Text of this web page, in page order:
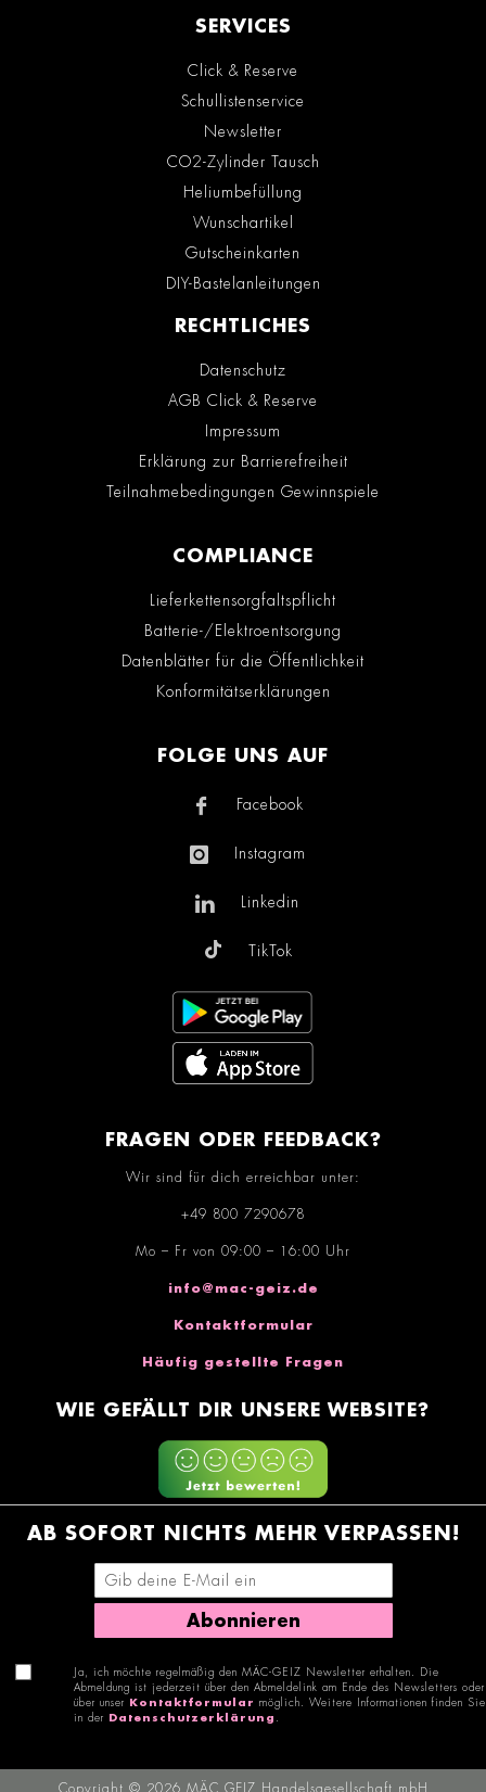
SERVICES
Click & Reserve
Schullistenservice
Newsletter
CO2-Zylinder Tausch
Heliumbefüllung
Wunschartikel
Gutscheinkarten
DIY-Bastelanleitungen
RECHTLICHES
Datenschutz
AGB Click & Reserve
Impressum
Erklärung zur Barrierefreiheit
Teilnahmebedingungen Gewinnspiele
COMPLIANCE
Lieferkettensorgfaltspflicht
Batterie-/Elektroentsorgung
Datenblätter für die Öffentlichkeit
Konformitätserklärungen
FOLGE UNS AUF
Facebook
Instagram
Linkedin
TikTok
FRAGEN ODER FEEDBACK?
Wir sind für dich erreichbar unter:
+49 800 7290678
Mo – Fr von 09:00 – 16:00 Uhr
info@mac-geiz.de
Kontaktformular
Häufig gestellte Fragen
WIE GEFÄLLT DIR UNSERE WEBSITE?
AB SOFORT NICHTS MEHR VERPASSEN!
E-Mail-Adresse eingeben
Abonnieren
Ja, ich möchte regelmäßig den MÄC-GEIZ Newsletter erhalten. Die
Abmeldung ist jederzeit über den Abmeldelink am Ende des Newsletters oder
über unser
Kontaktformular möglich. Weitere Informationen finden Sie
in der
Datenschutzerklärung .
Copyright © 2026 MÄC GEIZ Handelsgesellschaft mbH